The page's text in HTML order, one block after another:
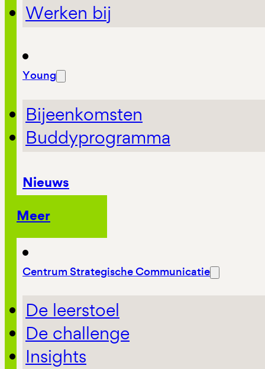
Werken bij
Young
Bijeenkomsten
Buddyprogramma
Nieuws
Meer
Centrum Strategische Communicatie
De leerstoel
De challenge
Insights